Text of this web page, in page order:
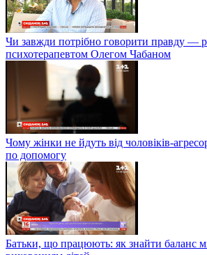
Чи завжди потрібно говорити правду —
психотерапевтом Олегом Чабаном
Чому жінки не йдуть від чоловіків-
по допомогу
Батьки, що працюють: як знайти баланс